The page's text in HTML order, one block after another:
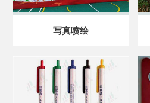
写真喷绘